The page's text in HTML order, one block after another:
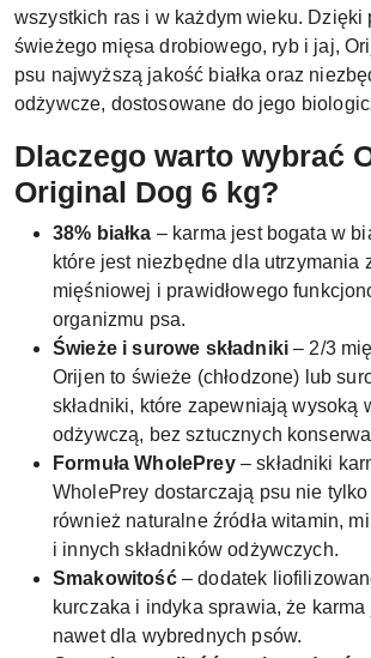
wszystkich ras i w każdym wieku. Dzięki
świeżego mięsa drobiowego, ryb i jaj,
psu najwyższą jakość białka oraz
odżywcze, dostosowane do jego
Dlaczego warto wybrać
Original Dog 6 kg?
38% białka – karma jest bogata w
które jest niezbędne dla utrzymania
mięśniowej i prawidłowego
organizmu psa.
Świeże i surowe składniki – 2/3
Orijen to świeże (chłodzone) lub
składniki, które zapewniają wysoką
odżywczą, bez sztucznych
Formuła WholePrey– składniki
WholePrey dostarczają psu nie
również naturalne źródła witamin,
i innych składników odżywczych.
Smakowitość– dodatek
kurczaka i indyka sprawia, że
nawet dla wybrednych psów.